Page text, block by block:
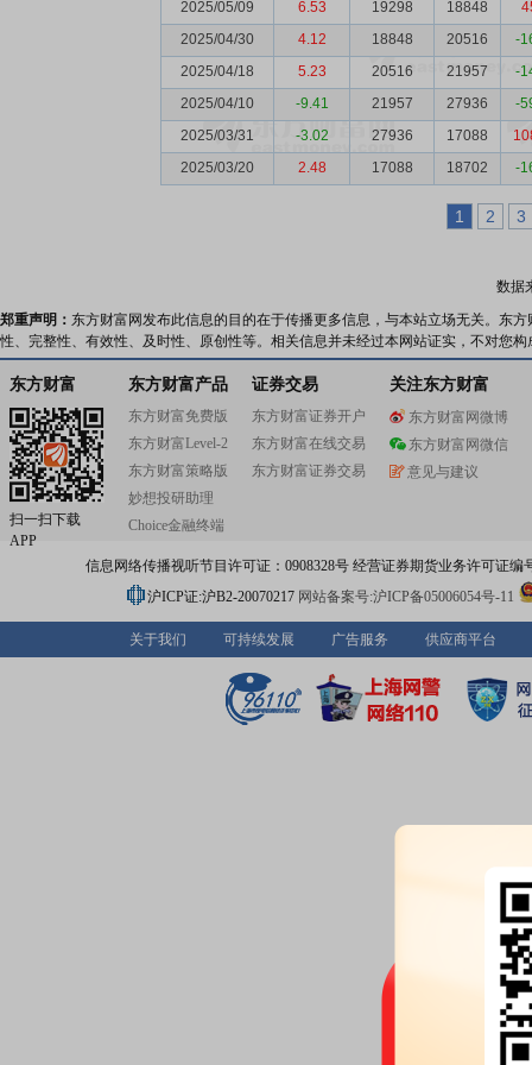
2025/05/09
6.53 19298 18848
2025/04/30
4.12 18848 20516
-
2025/04/18
5.23 20516 21957
-
2025/04/10
-9.41 21957 27936
-
2025/03/31
-3.02 27936 17088
2025/03/20
2.48 17088 18702 -
1 2 3
数据
郑重声明： 东方财富网发布此信息的目的在于传播更多信息，与本站立场无关。东
性、完整性、有效性、及时性、原创性等。相关信息并未经过本网站证实，不对您
东方财富
扫一扫下载
APP
东方财富产品
东方财富免费版
东方财富Level-2
东方财富策略版
妙想投研助理
Choice金融终端
证券交易
东方财富证券开户
东方财富在线交易
东方财富证券交易
关注东方财富
东方财富网微博
东方财富网微信
意见与建议
信息网络传播视听节目许可证：0908328号 经营证券期货业务许可证编
沪ICP证:沪B2-20070217 网站备案号:沪ICP备05006054号-11
关于我们 可持续发展 广告服务 供应商平台